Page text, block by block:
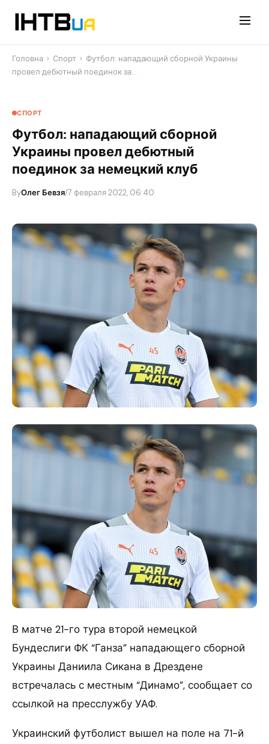
Головна › Спорт › Футбол: нападающий сборной Украины
провел дебютный поединок за…
СПОРТ
Футбол: нападающий сборной
Украины провел дебютный
поединок за немецкий клуб
ByОлег Бевзя/7 февраля 2022, 06:40
В матче 21-го тура второй немецкой
Бундеслиги ФК “Ганза” нападающего сборной
Украины Даниила Сикана в Дрездене
встречалась с местным “Динамо”, сообщает со
ссылкой на пресслужбу УАФ.
Украинский футболист вышел на поле на 71-й